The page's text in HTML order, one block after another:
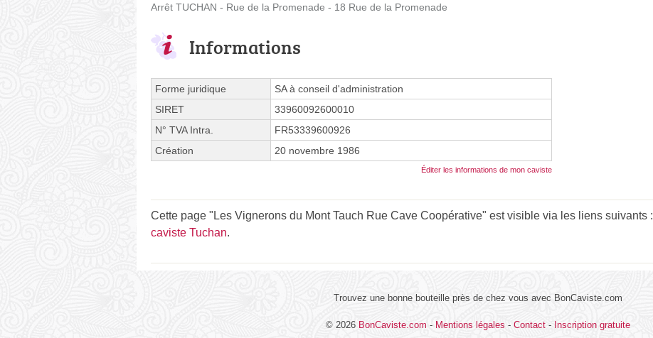
Arrêt TUCHAN - Rue de la Promenade - 18 Rue de la Promenade
Informations
Forme juridique
SA à conseil d'administration
SIRET
33960092600010
N° TVA Intra.
FR53339600926
Création
20 novembre 1986
Éditer les informations de mon caviste
Cette page "Les Vignerons du Mont Tauch Rue Cave Coopérative" est visible via les liens suivants :
caviste Tuchan.
Trouvez une bonne bouteille près de chez vous avec BonCaviste.com
© 2026 BonCaviste.com - Mentions légales - Contact - Inscription gratuite